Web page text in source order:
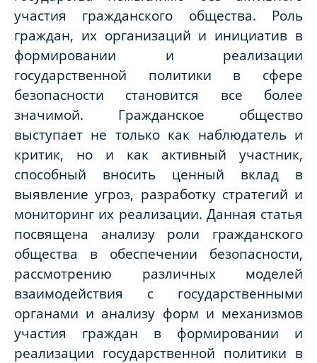
участия гражданского общества. Роль
граждан, их организаций и инициатив в
формировании и реализации
государственной политики в сфере
безопасности становится все более
значимой. Гражданское общество
выступает не только как наблюдатель и
критик, но и как активный участник,
способный вносить ценный вклад в
выявление угроз, разработку стратегий и
мониторинг их реализации. Данная статья
посвящена анализу роли гражданского
общества в обеспечении безопасности,
рассмотрению различных моделей
взаимодействия с государственными
органами и анализу форм и механизмов
участия граждан в формировании и
реализации государственной политики в